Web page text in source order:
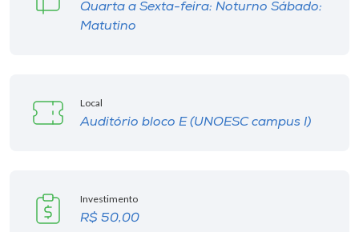
Quarta a Sexta-feira: Noturno Sábado:
Matutino
Local
Auditório bloco E (UNOESC campus I)
Investimento
R$ 50,00